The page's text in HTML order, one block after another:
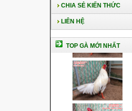
CHIA SẺ KIẾN THỨC
LIÊN HỆ
TOP GÀ MỚI NHẤT